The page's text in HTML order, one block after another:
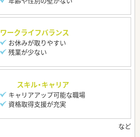
ワークライフバランス
お休みが取りやすい
残業が少ない
スキル・キャリア
キャリアアップ可能な職場
資格取得支援が充実